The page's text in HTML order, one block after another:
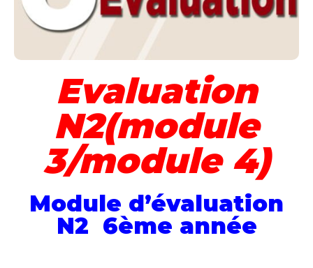
Evaluation
N2(module
3/module 4)
Module d’évaluation
N2 6ème année